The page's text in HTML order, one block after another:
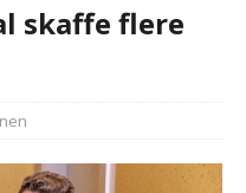
skaffe flere